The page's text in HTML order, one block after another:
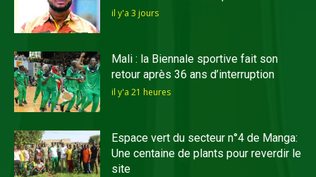
il y'a 3 jours
Mali : la Biennale sportive fait son
retour après 36 ans d’interruption
il y'a 21 heures
Espace vert du secteur n°4 de Manga:
Une centaine de plants pour reverdir le
site